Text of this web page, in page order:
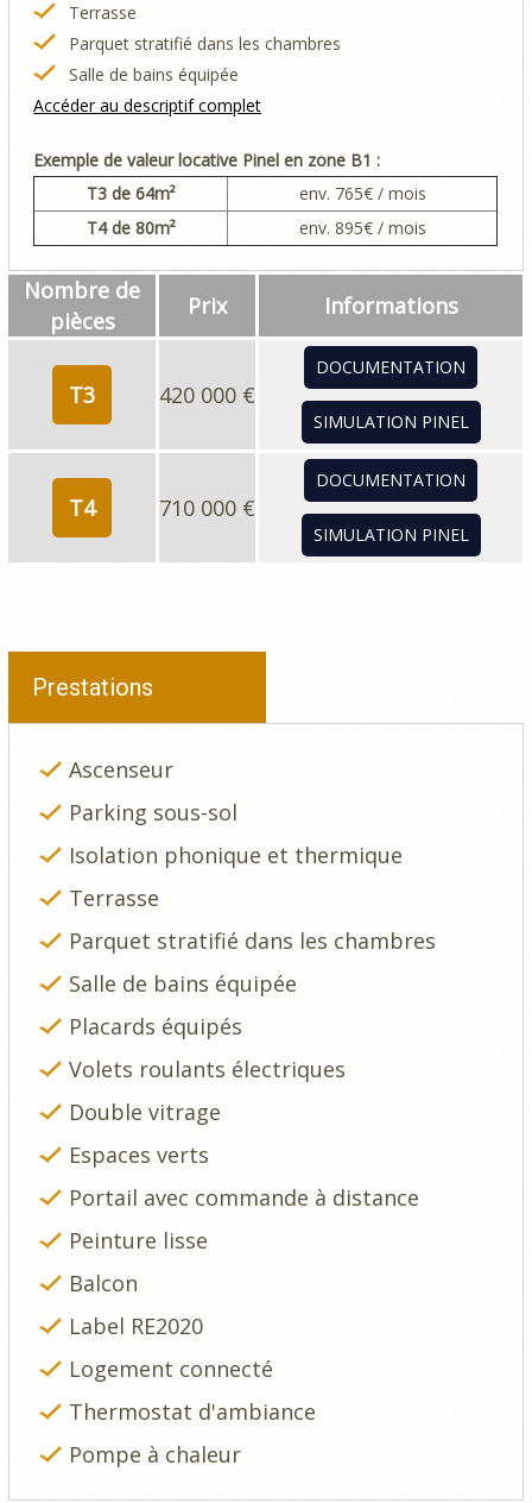
Terrasse
Parquet stratifié dans les chambres
Salle de bains équipée
Accéder au descriptif complet
Exemple de valeur locative Pinel en zone B1 :
T3 de 64m² env. 765€ / mois
T4de 80m² env. 895€ / mois
Nombre de
pièces
Prix Informations
T3 420 000 €
DOCUMENTATION
SIMULATION PINEL
T4 710 000 €
DOCUMENTATION
SIMULATION PINEL
Prestations
Ascenseur
Parking sous-sol
Isolation phonique et thermique
Terrasse
Parquet stratifié dans les chambres
Salle de bains équipée
Placards équipés
Volets roulants électriques
Double vitrage
Espaces verts
Portail avec commande à distance
Peinture lisse
Balcon
Label RE2020
Logement connecté
Thermostat d'ambiance
Pompe à chaleur